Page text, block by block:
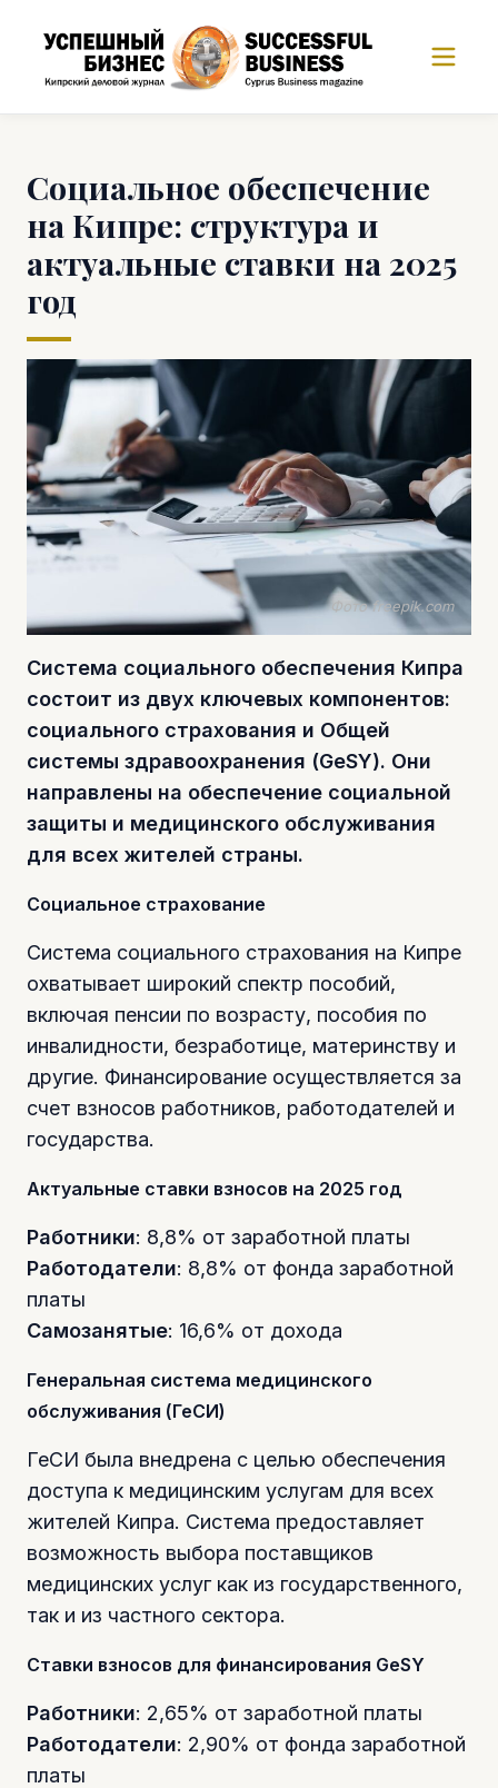
Социальное обеспечение
на Кипре: структура и
актуальные ставки на 2025
год
Фото freepik.com
Система социального обеспечения Кипра
состоит из двух ключевых компонентов:
социального страхования и Общей
системы здравоохранения (GeSY). Они
направлены на обеспечение социальной
защиты и медицинского обслуживания
для всех жителей страны.
Социальное страхование
Система социального страхования на Кипре
охватывает широкий спектр пособий,
включая пенсии по возрасту, пособия по
инвалидности, безработице, материнству и
другие. Финансирование осуществляется за
счет взносов работников, работодателей и
государства.
Актуальные ставки взносов на 2025 год
Работники: 8,8% от заработной платы
Работодатели: 8,8% от фонда заработной
платы
Самозанятые: 16,6% от дохода
Генеральная система медицинского
обслуживания (ГеСИ)
ГеСИ была внедрена с целью обеспечения
доступа к медицинским услугам для всех
жителей Кипра. Система предоставляет
возможность выбора поставщиков
медицинских услуг как из государственного,
так и из частного сектора.
Ставки взносов для финансирования GeSY
Работники: 2,65% от заработной платы
Работодатели: 2,90% от фонда заработной
платы